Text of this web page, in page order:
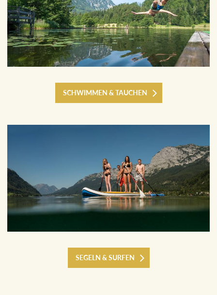
SCHWIMMEN & TAUCHEN
SEGELN & SURFEN